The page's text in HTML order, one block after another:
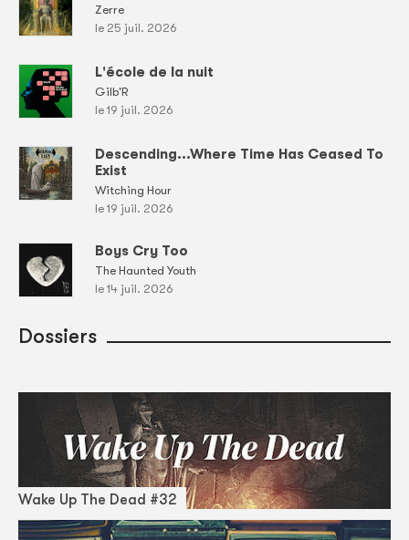
Zerre
le 25 juil. 2026
L'école de la nuit
Gilb'R
le 19 juil. 2026
Descending...Where Time Has Ceased To
Exist
Witching Hour
le 19 juil. 2026
Boys Cry Too
The Haunted Youth
le 14 juil. 2026
Dossiers
Wake Up The Dead #32